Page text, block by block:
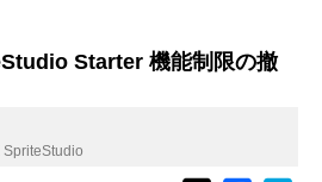
Starter 機能制限の撤
SpriteStudio